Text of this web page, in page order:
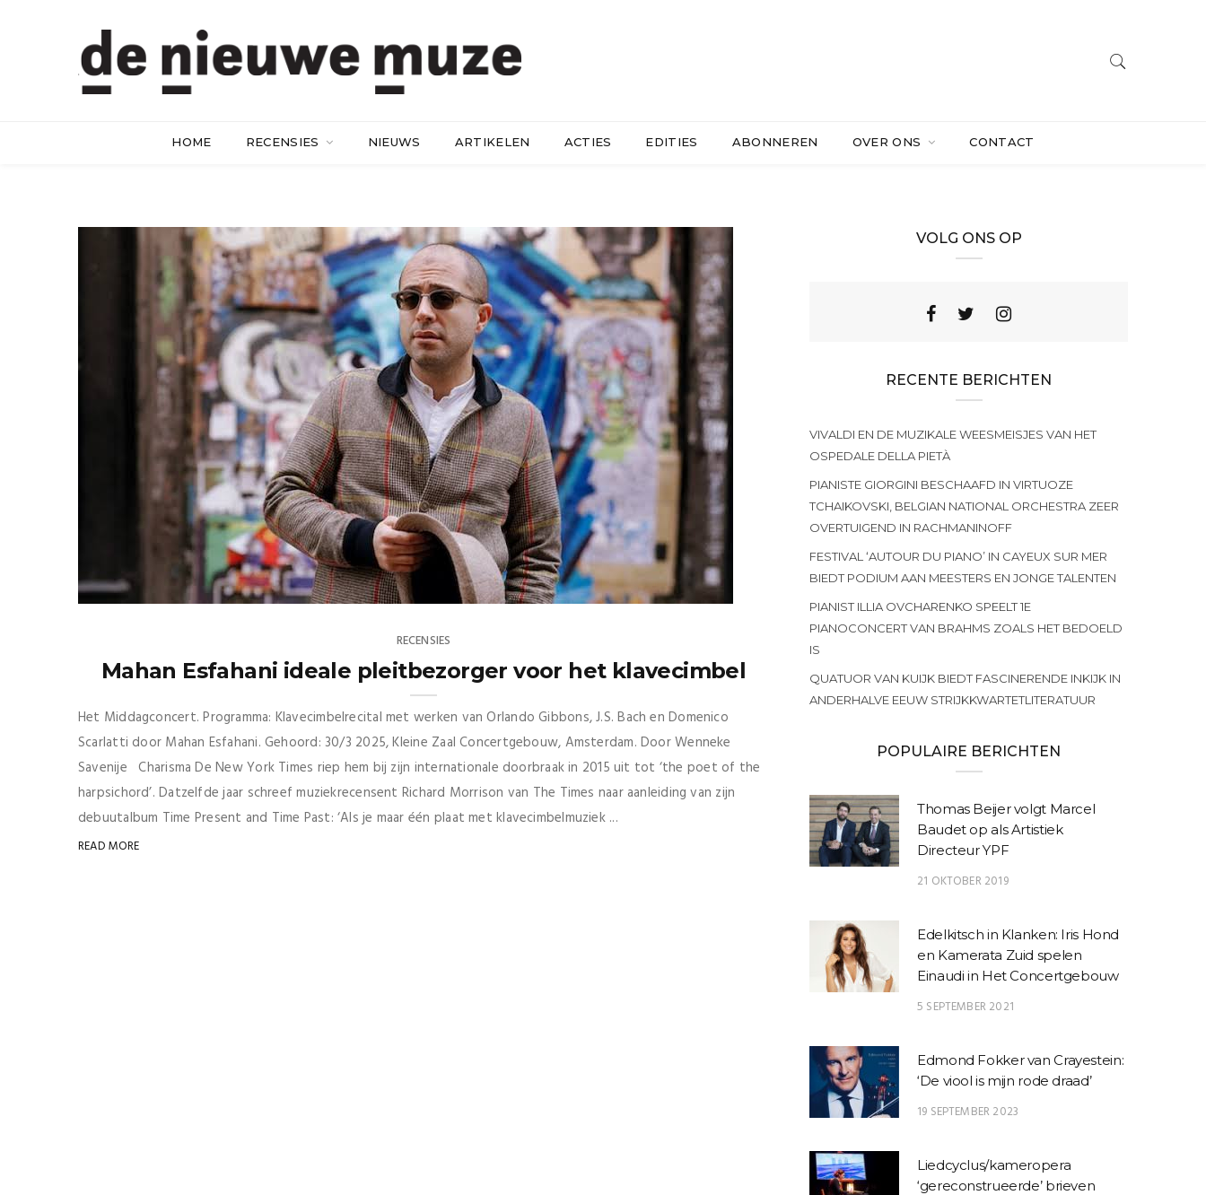
HOME RECENSIES NIEUWS ARTIKELEN ACTIES EDITIES ABONNEREN OVER ONS CONTACT
RECENSIES
Mahan Esfahani ideale pleitbezorger voor het klavecimbel
Het Middagconcert. Programma: Klavecimbelrecital met werken van Orlando Gibbons, J.S. Bach en Domenico
Scarlatti door Mahan Esfahani. Gehoord: 30/3 2025, Kleine Zaal Concertgebouw, Amsterdam. Door Wenneke
Savenije Charisma De New York Times riep hem bij zijn internationale doorbraak in 2015 uit tot ‘the poet of the
harpsichord’. Datzelfde jaar schreef muziekrecensent Richard Morrison van The Times naar aanleiding van zijn
debuutalbum Time Present and Time Past: ‘Als je maar één plaat met klavecimbelmuziek ...
READ MORE
VOLG ONS OP
RECENTE BERICHTEN
VIVALDI EN DE MUZIKALE WEESMEISJES VAN HET
OSPEDALE DELLA PIETÀ
PIANISTE GIORGINI BESCHAAFD IN VIRTUOZE
TCHAIKOVSKI, BELGIAN NATIONAL ORCHESTRA ZEER
OVERTUIGEND IN RACHMANINOFF
FESTIVAL ‘AUTOUR DU PIANO’ IN CAYEUX SUR MER
BIEDT PODIUM AAN MEESTERS EN JONGE TALENTEN
PIANIST ILLIA OVCHARENKO SPEELT 1E
PIANOCONCERT VAN BRAHMS ZOALS HET BEDOELD
IS
QUATUOR VAN KUIJK BIEDT FASCINERENDE INKIJK IN
ANDERHALVE EEUW STRIJKKWARTETLITERATUUR
POPULAIRE BERICHTEN
Thomas Beijer volgt Marcel
Baudet op als Artistiek
Directeur YPF
21 OKTOBER 2019
Edelkitsch in Klanken: Iris Hond
en Kamerata Zuid spelen
Einaudi in Het Concertgebouw
5 SEPTEMBER 2021
Edmond Fokker van Crayestein:
‘De viool is mijn rode draad’
19 SEPTEMBER 2023
Liedcyclus/kameropera
‘gereconstrueerde’ brieven